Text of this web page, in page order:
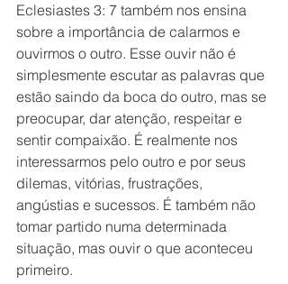
Eclesiastes 3: 7 também nos ensina
sobre a importância de calarmos e
ouvirmos o outro. Esse ouvir não é
simplesmente escutar as palavras que
estão saindo da boca do outro, mas se
preocupar, dar atenção, respeitar e
sentir compaixão. É realmente nos
interessarmos pelo outro e por seus
dilemas, vitórias, frustrações,
angústias e sucessos. É também não
tomar partido numa determinada
situação, mas ouvir o que aconteceu
primeiro.